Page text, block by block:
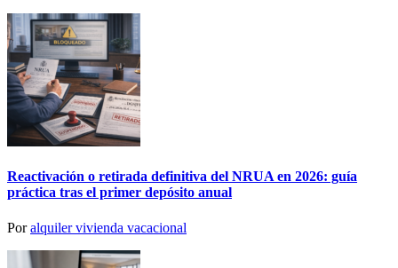
Reactivación o retirada definitiva del NRUA en 2026: guía
práctica tras el primer depósito anual
Poralquiler vivienda vacacional